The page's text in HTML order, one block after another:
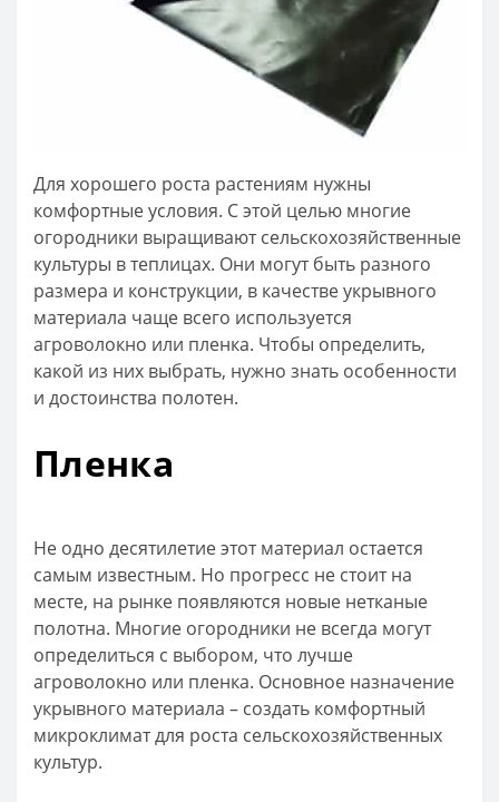
Для хорошего роста растениям нужны
комфортные условия. С этой целью многие
огородники выращивают сельскохозяйственные
культуры в теплицах. Они могут быть разного
размера и конструкции, в качестве укрывного
материала чаще всего используется
агроволокно или пленка. Чтобы определить,
какой из них выбрать, нужно знать особенности
и достоинства полотен.
Пленка
Не одно десятилетие этот материал остается
самым известным. Но прогресс не стоит на
месте, на рынке появляются новые нетканые
полотна. Многие огородники не всегда могут
определиться с выбором, что лучше
агроволокно или пленка. Основное назначение
укрывного материала – создать комфортный
микроклимат для роста сельскохозяйственных
культур.